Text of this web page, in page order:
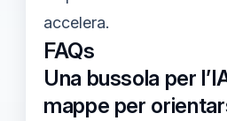
accelera.
FAQs
Una bussola per
mappe per